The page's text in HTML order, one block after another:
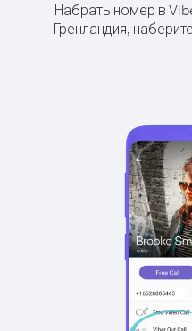
Набрать номер в
Гренландия,